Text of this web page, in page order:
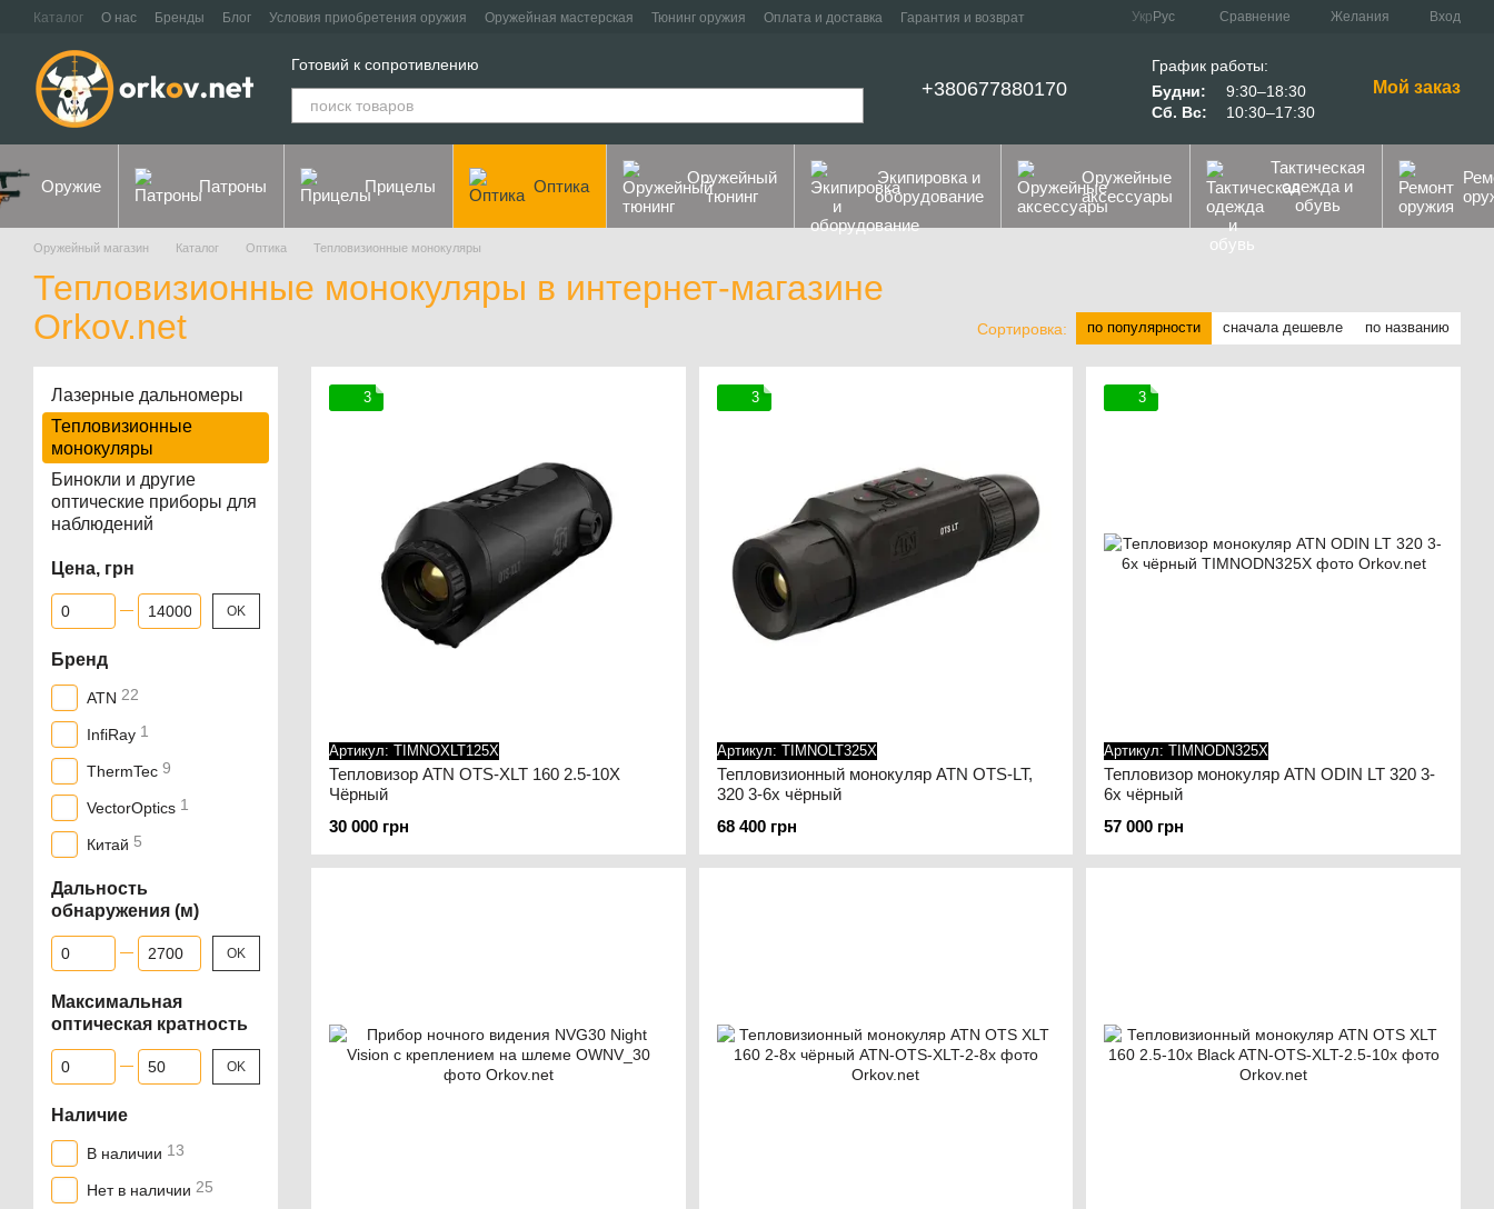
Перейти к основному контенту
Каталог О нас Бренды Блог Условия приобретения оружия Оружейная мастерская Тюнинг оружия Оплата и доставка
Гарантия и возврат
Укр Рус Сравнение Желания Вход
Готовий к сопротивлению
+380677880170
График работы:
Будни:
9:30–18:30
Сб. Вс:
10:30–17:30
Мой заказ
Оружие Патроны Прицелы Оптика
Оружейный
тюнинг
Экипировка и
оборудование
Оружейные
аксессуары
Тактическая
одежда и
обувь
Оружейный магазин Каталог Оптика Тепловизионные монокуляры
Тепловизионные монокуляры в интернет-магазине
Orkov.net
Сортировка: по популярности сначала дешевле по названию
3
Артикул: TIMNOXLT125X
Тепловизор ATN OTS-XLT 160 2.5-10X
Чёрный
30 000 грн
3
Артикул: TIMNOLT325X
Тепловизионный монокуляр ATN OTS-LT,
320 3-6x чёрный
68 400 грн
3
Артикул: TIMNODN325X
Тепловизор монокуляр ATN ODIN LT 320 3-
6x чёрный
57 000 грн
Лазерные дальномеры
Тепловизионные
монокуляры
Бинокли и другие
оптические приборы для
наблюдений
Цена, грн
От Цена, грн
До Цена, грн OK
Бренд
ATN 22
InfiRay 1
ThermTec 9
VectorOptics 1
Китай 5
Дальность
обнаружения (м)
От Дальность обнаружения (м)
До Дальность обнаружения (м)
OK
Максимальная
оптическая кратность
От Максимальная оптическая кратность
До Максимальная оптическая кратность
OK
Наличие
В наличии 13
Нет в наличии 25